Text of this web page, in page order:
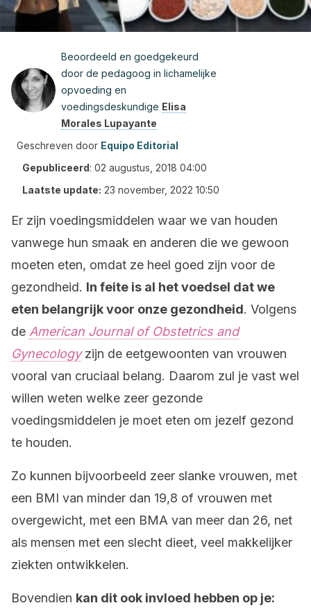
Beoordeeld en goedgekeurd
door de pedagoog in lichamelijke
opvoeding en
voedingsdeskundige Elisa
Morales Lupayante
Geschreven door Equipo Editorial
Gepubliceerd: 02 augustus, 2018 04:00
Laatste update: 23 november, 2022 10:50
Er zijn voedingsmiddelen waar we van houden
vanwege hun smaak en anderen die we gewoon
moeten eten, omdat ze heel goed zijn voor de
gezondheid. In feite is al het voedsel dat we
eten belangrijk voor onze gezondheid. Volgens
de American Journal of Obstetrics and
Gynecology zijn de eetgewoonten van vrouwen
vooral van cruciaal belang. Daarom zul je vast wel
willen weten welke zeer gezonde
voedingsmiddelen je moet eten om jezelf gezond
te houden.
Zo kunnen bijvoorbeeld zeer slanke vrouwen, met
een BMI van minder dan 19,8 of vrouwen met
overgewicht, met een BMA van meer dan 26, net
als mensen met een slecht dieet, veel makkelijker
ziekten ontwikkelen.
Bovendien kan dit ook invloed hebben op je: